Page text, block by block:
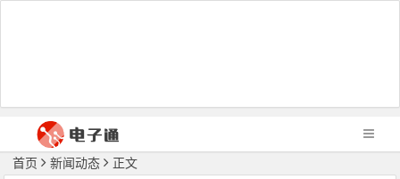
首页 新闻动态 正文